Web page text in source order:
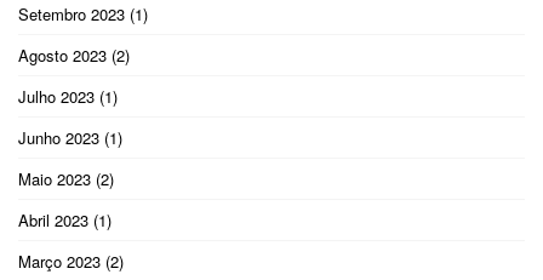
Setembro 2023 (1)
Agosto 2023 (2)
Julho 2023 (1)
Junho 2023 (1)
Maio 2023 (2)
Abril 2023 (1)
Março 2023 (2)